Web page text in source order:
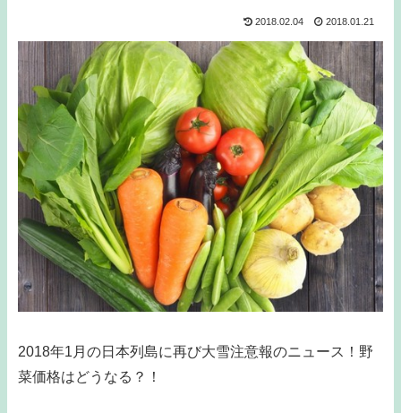
2018.02.04 2018.01.21
2018年1月の日本列島に再び大雪注意報のニュース！野
菜価格はどうなる？！